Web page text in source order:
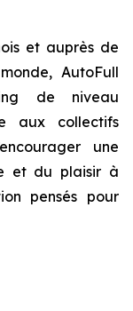
et auprès de
AutoFull
de niveau
aux collectifs
une
et du plaisir à
pensés pour